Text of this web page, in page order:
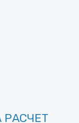
РАСЧЕТ